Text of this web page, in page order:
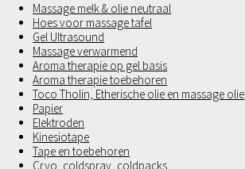
Massage melk & olie neutraal
Hoes voor massage tafel
Gel Ultrasound
Massage verwarmend
Aroma therapie op gel basis
Aroma therapie toebehoren
Toco Tholin, Etherische olie en massage olie
Papier
Elektroden
Kinesiotape
Tape en toebehoren
Cryo, coldspray, coldpacks